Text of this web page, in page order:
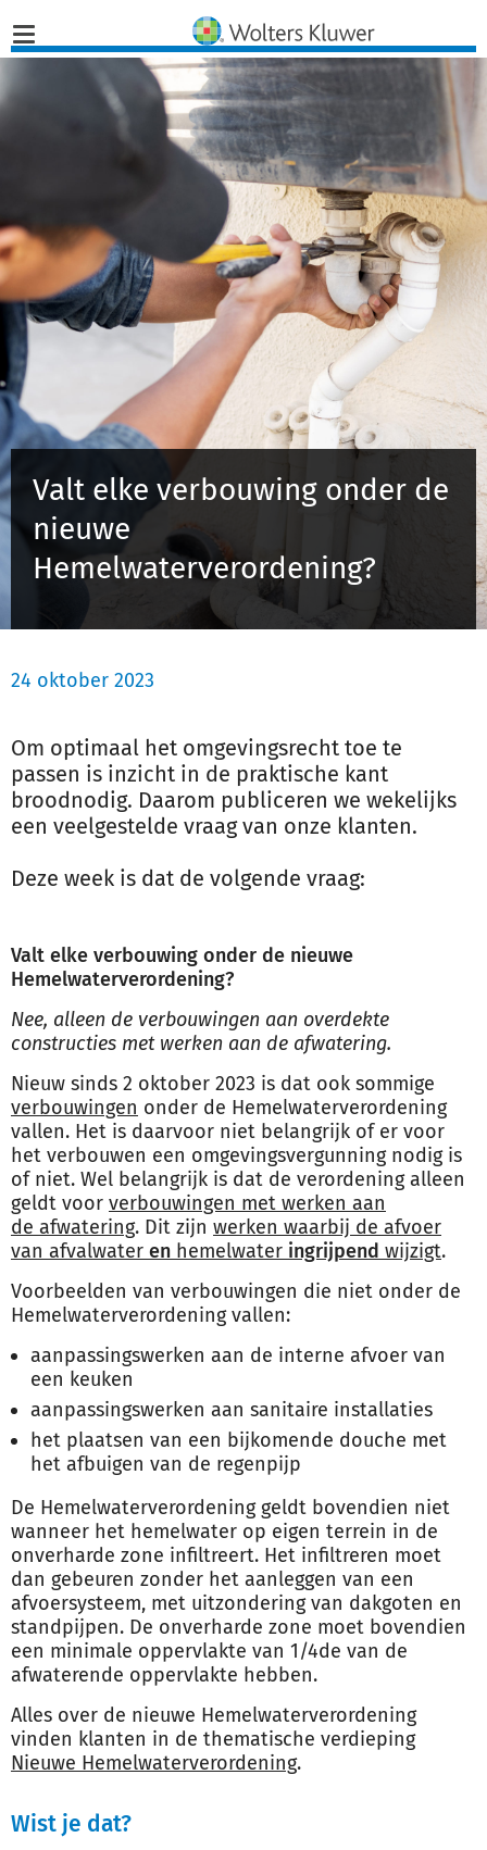
Opinies
Infographics
Producten
Opleidingen
Schulinck Omgevingsrecht Databank
Over ons
Registreren
Valt elke verbouwing onder de
nieuwe
Hemelwaterverordening?
24 oktober 2023
Om optimaal het omgevingsrecht toe te
passen is inzicht in de praktische kant
broodnodig. Daarom publiceren we wekelijks
een veelgestelde vraag van onze klanten.
Deze week is dat de volgende vraag:
Valt elke verbouwing onder de nieuwe
Hemelwaterverordening?
Nee, alleen de verbouwingen aan overdekte
constructies met werken aan de afwatering.
Nieuw sinds 2 oktober 2023 is dat ook sommige
verbouwingen onder de Hemelwaterverordening
vallen. Het is daarvoor niet belangrijk of er voor
het verbouwen een omgevingsvergunning nodig is
of niet. Wel belangrijk is dat de verordening alleen
geldt voor verbouwingen met werken aan
de afwatering. Dit zijn werken waarbij de afvoer
van afvalwater en hemelwater ingrijpend wijzigt.
Voorbeelden van verbouwingen die niet onder de
Hemelwaterverordening vallen:
aanpassingswerken aan de interne afvoer van
een keuken
aanpassingswerken aan sanitaire installaties
het plaatsen van een bijkomende douche met
het afbuigen van de regenpijp
De Hemelwaterverordening geldt bovendien niet
wanneer het hemelwater op eigen terrein in de
onverharde zone infiltreert. Het infiltreren moet
dan gebeuren zonder het aanleggen van een
afvoersysteem, met uitzondering van dakgoten en
standpijpen. De onverharde zone moet bovendien
een minimale oppervlakte van 1/4de van de
afwaterende oppervlakte hebben.
Alles over de nieuwe Hemelwaterverordening
vinden klanten in de thematische verdieping
Nieuwe Hemelwaterverordening.
Wist je dat?